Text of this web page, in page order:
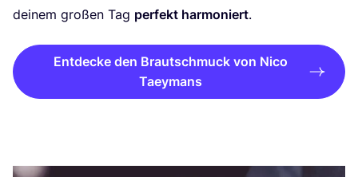
dei­nem gro­ßen Tag per­fekt har­mo­niert.
Entdecke den Brautschmuck von Nico
Taeymans